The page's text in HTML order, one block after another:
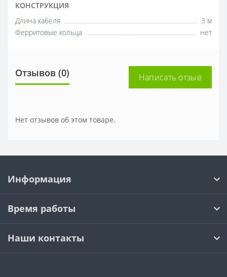
КОНСТРУКЦИЯ
Длина кабеля
3 м
Ферритовые кольца
нет
Отзывов (0) Написать отзыв
Нет отзывов об этом товаре.
Информация
Время работы
Наши контакты